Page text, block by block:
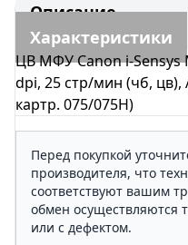
Описание
Характеристики
ЦВ МФУ Canon i-Sensys
dpi, 25 стр/мин (чб, цв),
картр. 075/075H)
Перед покупкой
производителя, что
соответствуют вашим
обмен осуществляются
или с дефектом.